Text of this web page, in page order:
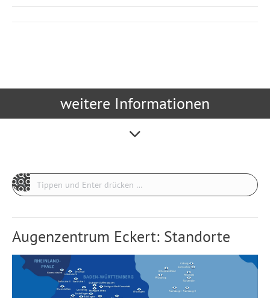
weitere Informationen
Search:
Augenzentrum Eckert: Standorte